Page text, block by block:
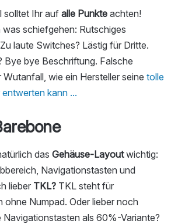
solltet Ihr auf alle Punkte achten!
was schiefgehen: Rutschiges
laute Switches? Lästig für Dritte.
Bye bye Beschriftung. Falsche
wie ein Hersteller seine tolle
kann ...
das Gehäuse-Layoutwichtig:
Navigationstasten und
lieber TKL? TKL steht für
ohne Numpad. Oder lieber noch
Navigationstasten als 60%-Variante?